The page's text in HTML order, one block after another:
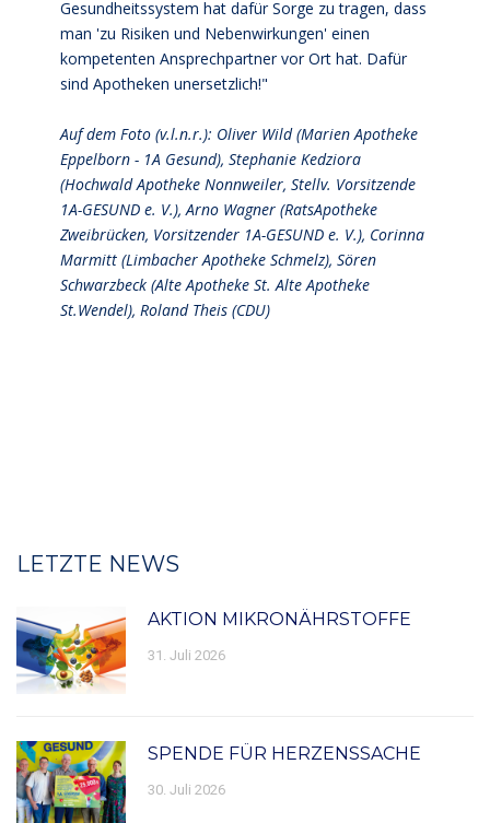
Gesundheitssystem hat dafür Sorge zu tragen, dass
man 'zu Risiken und Nebenwirkungen' einen
kompetenten Ansprechpartner vor Ort hat. Dafür
sind Apotheken unersetzlich!"
Auf dem Foto (v.l.n.r.): Oliver Wild (Marien Apotheke
Eppelborn - 1A Gesund), Stephanie Kedziora
(Hochwald Apotheke Nonnweiler, Stellv. Vorsitzende
1A-GESUND e. V.), Arno Wagner (RatsApotheke
Zweibrücken, Vorsitzender 1A-GESUND e. V.), Corinna
Marmitt (Limbacher Apotheke Schmelz), Sören
Schwarzbeck (Alte Apotheke St. Alte Apotheke
St.Wendel), Roland Theis (CDU)
LETZTE NEWS
AKTION MIKRONÄHRSTOFFE
31. Juli 2026
SPENDE FÜR HERZENSSACHE
30. Juli 2026